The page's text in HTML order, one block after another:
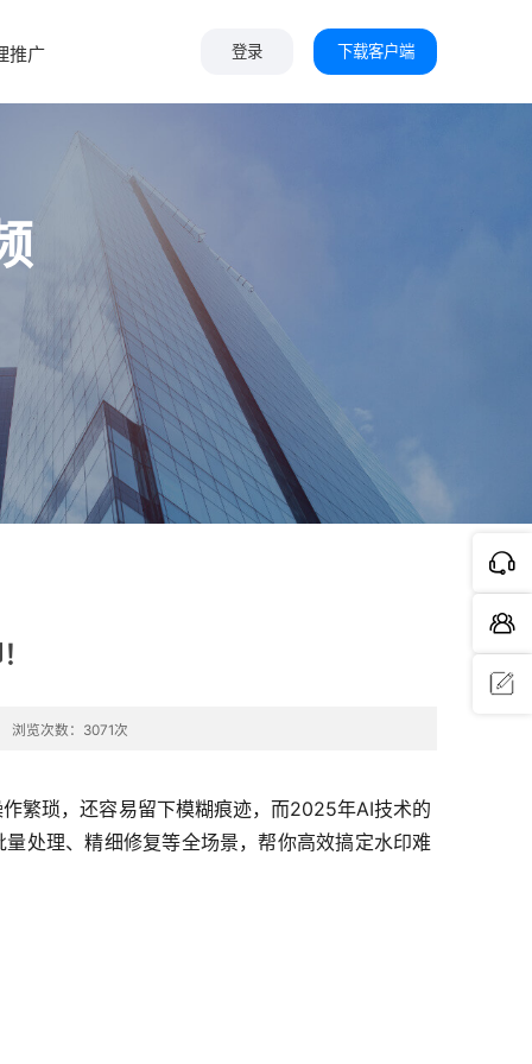
推广 登录 下载客户端
浏览次数：3071次
繁琐，还容易留下模糊痕迹，而2025年AI技术的
处理、精细修复等全场景，帮你高效搞定水印难